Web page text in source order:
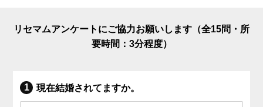
リセマムアンケートにご協力お願いします（全15問・所
要時間：3分程度）
現在結婚されてますか。